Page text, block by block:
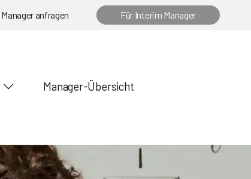
Manager anfragen Für Interim Manager
Manager-Übersicht